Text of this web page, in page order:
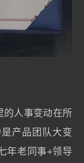
的人事变动在所
产品团队大变
年老同事+领导